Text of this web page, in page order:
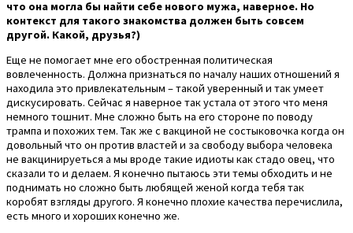
что она могла бы найти себе нового мужа, наверное. Но
контекст для такого знакомства должен быть совсем
другой. Какой, друзья?)
Еще не помогает мне его обостренная политическая
вовлеченность. Должна признаться по началу наших отношений я
находила это привлекательным – такой уверенный и так умеет
дискусировать. Сейчас я наверное так устала от этого что меня
немного тошнит. Мне сложно быть на его стороне по поводу
трампа и похожих тем. Так же с вакциной не состыковочка когда он
довольный что он против властей и за свободу выбора человека
не вакцинируеться а мы вроде такие идиоты как стадо овец, что
сказали то и делаем. Я конечно пытаюсь эти темы обходить и не
поднимать но сложно быть любящей женой когда тебя так
коробят взгляды другого. Я конечно плохие качества перечислила,
есть много и хороших конечно же.